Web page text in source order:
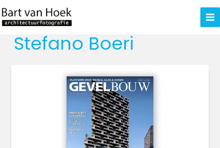
Ga
naar
inhoudStefano Boeri